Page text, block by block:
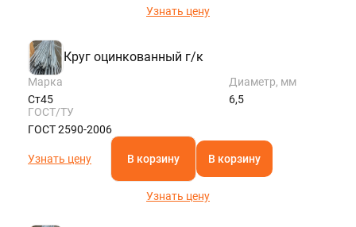
Узнать цену
Круг оцинкованный г/к
Марка
Ст45
Диаметр, мм
6,5
ГОСТ/ТУ
ГОСТ 2590-2006
Узнать цену В корзину В корзину
Узнать цену